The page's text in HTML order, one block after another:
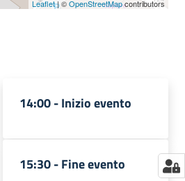
Leaflet| ©OpenStreetMapcontributors
14:00 -Inizio evento
15:30 -Fine evento